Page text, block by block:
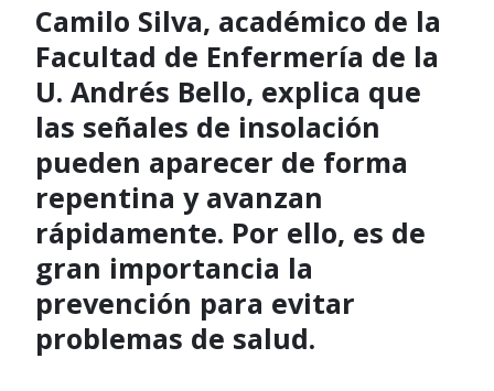
Camilo Silva, académico de la
Facultad de Enfermería de la
U. Andrés Bello, explica que
las señales de insolación
pueden aparecer de forma
repentina y avanzan
rápidamente. Por ello, es de
gran importancia la
prevención para evitar
problemas de salud.